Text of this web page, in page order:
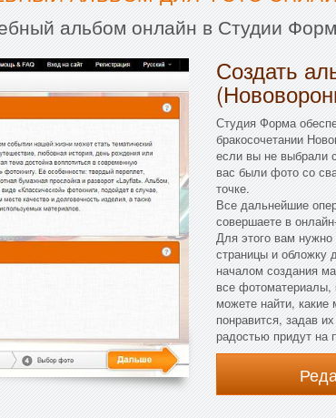
альбом онлайн в Студии
Создать
Студия Форма
бракосочетании
если вы не выбрали
вас были фото со
точке.
Все дальнейшие
совершаете в
Для этого вам
страницы и обложку
началом создания
все фотоматериалы,
можете найти, какие
понравится, задав
радостью придут на